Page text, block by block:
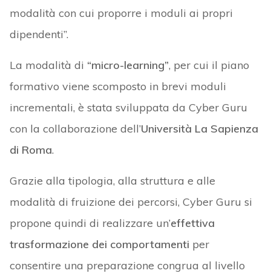
modalità con cui proporre i moduli ai propri
dipendenti”.
La modalità di “micro-learning”, per cui il piano
formativo viene scomposto in brevi moduli
incrementali, è stata sviluppata da Cyber Guru
con la collaborazione dell’Università La Sapienza
di Roma.
Grazie alla tipologia, alla struttura e alle
modalità di fruizione dei percorsi, Cyber Guru si
propone quindi di realizzare un’effettiva
trasformazione dei comportamenti per
consentire una preparazione congrua al livello